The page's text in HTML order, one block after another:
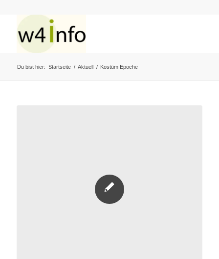
Du bist hier: Startseite / Aktuell / Kostüm Epoche